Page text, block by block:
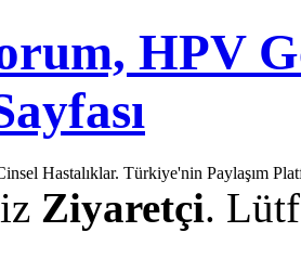
Hastalıklar. Türkiye'nin Paylaşım
Ziyaretçi.